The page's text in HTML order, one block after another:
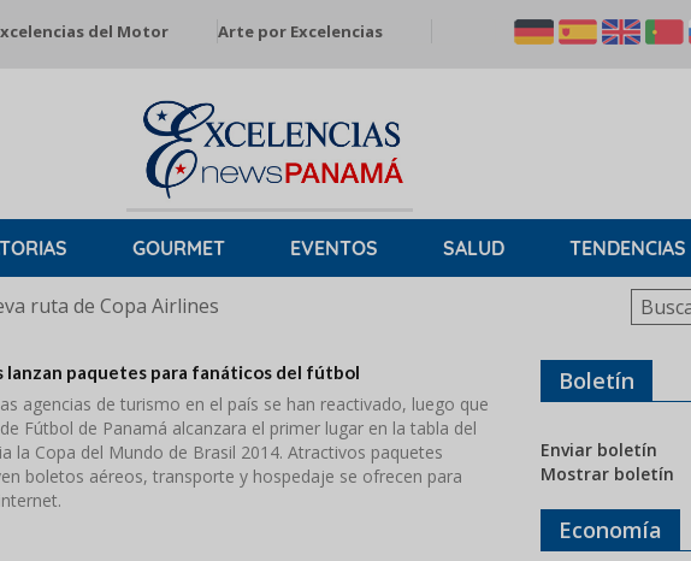
del Motor Arte por Excelencias
GOURMET EVENTOS SALUD TENDENCIAS
ruta de Copa Airlines Buscar
lanzan paquetes para fanáticos del fútbol
agencias de turismo en el país se han reactivado, luego que
Fútbol de Panamá alcanzara el primer lugar en la tabla del
la Copa del Mundo de Brasil 2014. Atractivos paquetes
boletos aéreos, transporte y hospedaje se ofrecen para
Boletín
Enviar boletín
Mostrar boletín
Economía